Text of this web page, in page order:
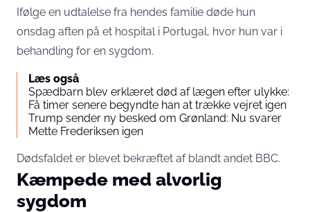
Ifølge en udtalelse fra hendes familie døde hun
onsdag aften på et hospital i Portugal, hvor hun var i
behandling for en sygdom.
Læs også
Spædbarn blev erklæret død af lægen efter ulykke:
Få timer senere begyndte han at trække vejret igen
Trump sender ny besked om Grønland: Nu svarer
Mette Frederiksen igen
Dødsfaldet er blevet bekræftet af blandt andet BBC.
Kæmpede med alvorlig
sygdom